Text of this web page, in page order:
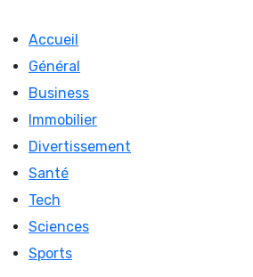
Accueil
Général
Business
Immobilier
Divertissement
Santé
Tech
Sciences
Sports